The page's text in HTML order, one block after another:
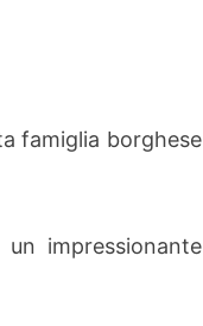
famiglia borghese
impressionante